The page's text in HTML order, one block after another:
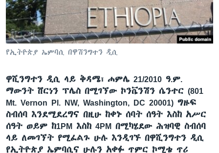
ቋንቋዎች
የኢትዮጵያ ኤምባሲ በዋሽንግተን ዲሲ
ዋሺንግተን ዲሲ ላይ ቅዳሜ፣ ሐምሌ 21/2010 ዓ.ም.
ማውንት ቨርነን ፕሌስ በሚገኘው ኮንቬንሽን ሴንተር (801
Mt. Vernon Pl. NW, Washington, DC 20001) ግዙፍ
ስብሰባ እንደሚደረግና በዚሁ ከቀኑ ሰባት ሰዓት እስከ አሥር
ሰዓት ወይም ከ1PM እስከ 4PM በሚካሄደው ሕዝባዊ ስብሰባ
ላይ ለመገኘት የሚፈልጉ ሁሉ እንዲገኙ በዋሺንግተን ዲሲ
የኢትዮጵያ ኤምባሲና ሁሉን አቀፉ ጥምር ኮሚቴ ጥሪ